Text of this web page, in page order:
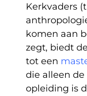
Kerkvaders
komen aan
zegt, biedt
tot een
die alleen
opleiding is